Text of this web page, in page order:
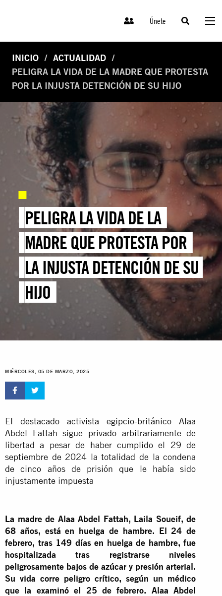
Únete
INICIO
ACTUALIDAD
PELIGRA LA VIDA DE LA MADRE QUE PROTESTA
POR LA INJUSTA DETENCIÓN DE SU HIJO
PELIGRA LA VIDA DE LA
MADRE QUE PROTESTA POR
LA INJUSTA DETENCIÓN DE SU
HIJO
MIÉRCOLES, 05 DE MARZO, 2025
El destacado activista egipcio-británico Alaa
Abdel Fattah sigue privado arbitrariamente de
libertad a pesar de haber cumplido el 29 de
septiembre de 2024 la totalidad de la condena
de cinco años de prisión que le había sido
injustamente impuesta
La madre de Alaa Abdel Fattah, Laila Soueif, de
68 años, está en huelga de hambre. El 24 de
febrero, tras 149 días en huelga de hambre, fue
hospitalizada tras registrarse niveles
peligrosamente bajos de azúcar y presión arterial.
Su vida corre peligro crítico, según un médico
que la examinó el 25 de febrero. Alaa Abdel